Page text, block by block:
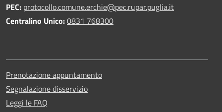
PEC: protocollo.comune.erchie@pec.rupar.puglia.it
Centralino Unico:0831 768300
Prenotazione appuntamento
Segnalazione disservizio
Leggi le FAQ